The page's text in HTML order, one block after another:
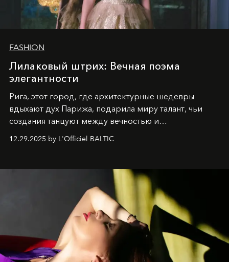
FASHION
Лилаковый штрих: Вечная поэма
элегантности
Рига, этот город, где архитектурные шедевры
вдыхают дух Парижа, подарила миру талант, чьи
создания танцуют между вечностью и
12.29.2025 by L'Officiel BALTIC